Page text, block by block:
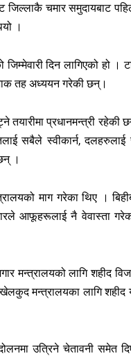
जिल्लाकै चमार समुदायबाट
।
दिन लागिएको हो ।
तह अध्ययन गरेकी छन्।
प्रधानमन्त्री रहेकी
सबैले स्वीकार्न,
।
माग गरेका थिए ।
आफूहरूलाई नै वेवास्ता
मन्त्रालयको लागि शहीद
मन्त्रालयका लागि शहीद
उत्रिने चेतावनी समेत